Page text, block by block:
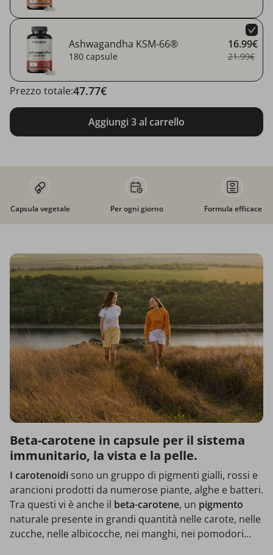
Ashwagandha KSM-66®
180 capsule
16.99€
21.99€
Aggiungi 3 al carrello
Prezzo totale:47.77€
Capsula vegetale Per ogni giorno Formula efficace
Beta-carotene in capsule per il sistema
immunitario, la vista e la pelle.
I carotenoidi sono un gruppo di pigmenti gialli, rossi e
arancioni prodotti da numerose piante, alghe e batteri.
Tra questi vi è anche il beta-carotene, un pigmento
naturale presente in grandi quantità nelle carote, nelle
zucche, nelle albicocche, nei manghi, nei pomodori...